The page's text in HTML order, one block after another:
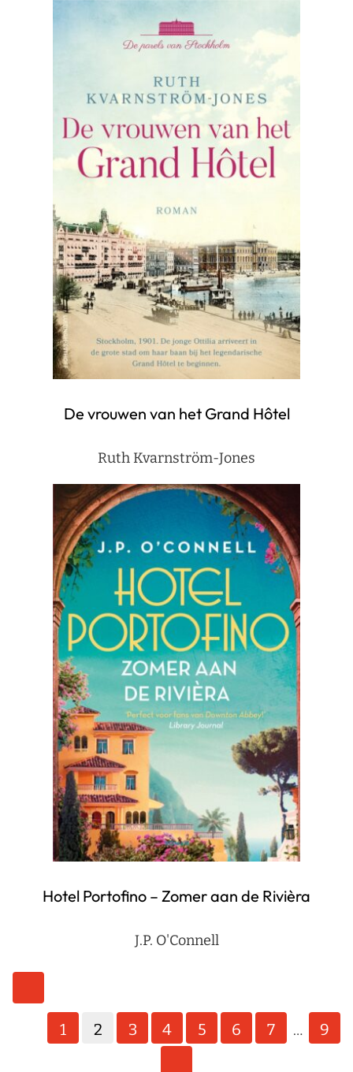
De vrouwen van het Grand Hôtel
Ruth Kvarnström-Jones
Hotel Portofino – Zomer aan de Rivièra
J.P. O'Connell
paginering
1 2 3 4 5 6 7 … 9